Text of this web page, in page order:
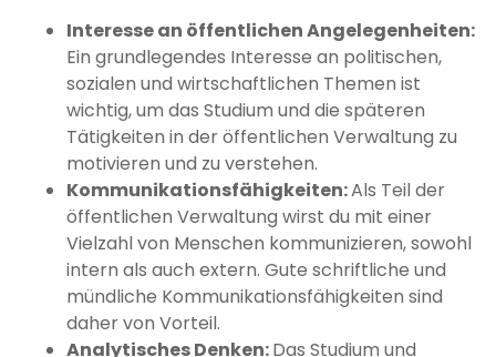
Interesse an öffentlichen Angelegenheiten:
Ein grundlegendes Interesse an politischen,
sozialen und wirtschaftlichen Themen ist
wichtig, um das Studium und die späteren
Tätigkeiten in der öffentlichen Verwaltung zu
motivieren und zu verstehen.
Kommunikationsfähigkeiten:Als Teil der
öffentlichen Verwaltung wirst du mit einer
Vielzahl von Menschen kommunizieren, sowohl
intern als auch extern. Gute schriftliche und
mündliche Kommunikationsfähigkeiten sind
daher von Vorteil.
Analytisches Denken:Das Studium und